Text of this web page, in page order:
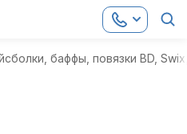
баффы, повязки BD,